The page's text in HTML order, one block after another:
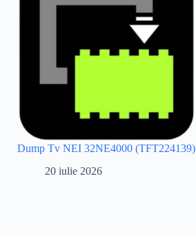
Dump Tv NEI 32NE4000 (TFT224139)
20 iulie 2026